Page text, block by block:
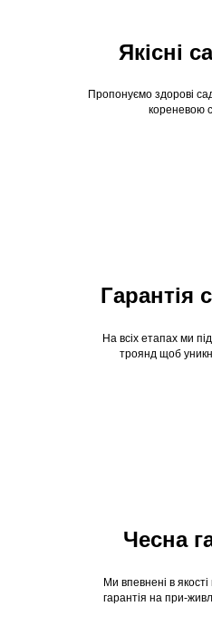
Пропонуємо здорові
кореневою
На всіх етапах ми
троянд щоб
Ми впевнені в
гарантія на при-
Якісні
Гарантія
Чесна